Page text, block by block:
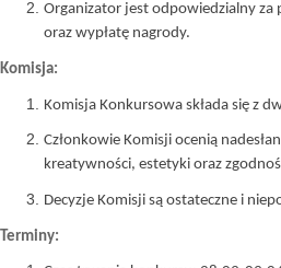
Organizator jest odpowiedzialny za
oraz wypłatę nagrody.
Komisja:
Komisja Konkursowa składa się z
Członkowie Komisji ocenią
kreatywności, estetyki oraz
Decyzje Komisji są ostateczne i
Terminy: